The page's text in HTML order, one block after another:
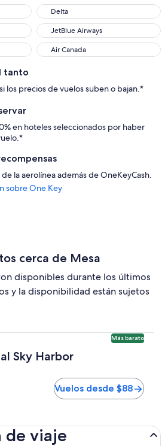
Delta
Delta
JetBlue Airways
JetBlue Airways
Air Canada
Air Canada
tanto
los precios de vuelos suben o bajan.*
en hoteles seleccionados por haber
la aerolínea además de OneKeyCash.
sobre One Key
cerca de Mesa
disponibles durante los últimos
y la disponibilidad están sujetos
Más barato
Sky Harbor
Vuelos desde $88
de viaje